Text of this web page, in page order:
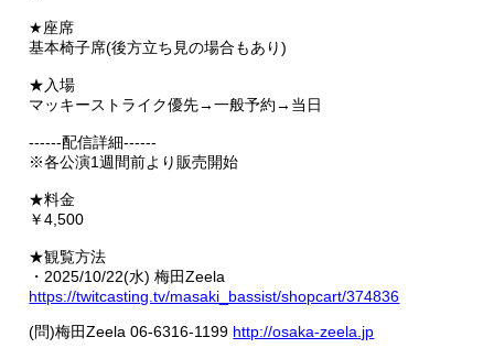
★座席
基本椅子席(後方立ち見の場合もあり)
★入場
マッキーストライク優先→一般予約→当日
------配信詳細------
※各公演1週間前より販売開始
★料金
￥4,500
★観覧方法
・2025/10/22(水) 梅田Zeela
https://twitcasting.tv/masaki_bassist/shopcart/374836
(問)梅田Zeela 06-6316-1199 http://osaka-zeela.jp